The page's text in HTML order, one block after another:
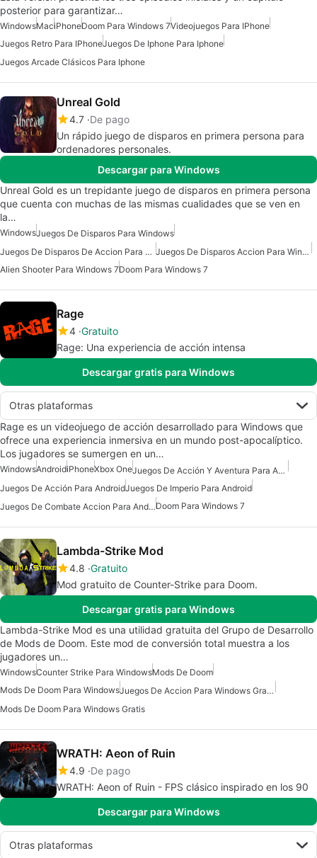
posterior para garantizar…
WindowsMaciPhoneDoom Para Windows 7Videojuegos Para IPhone
Juegos Retro Para IPhoneJuegos De Iphone Para Iphone
Juegos Arcade Clásicos Para Iphone
Unreal Gold
4.7 De pago
Un rápido juego de disparos en primera persona para
ordenadores personales.
Descargar para Windows
Unreal Gold es un trepidante juego de disparos en primera persona
que cuenta con muchas de las mismas cualidades que se ven en
la…
WindowsJuegos De Disparos Para Windows
Juegos De Disparos De Accion Para Windows
Juegos De Disparos Accion Para Windows 7
Alien Shooter Para Windows 7Doom Para Windows 7
Rage
4 Gratuito
Rage: Una experiencia de acción intensa
Descargar gratis para Windows
Otras plataformas
Rage es un videojuego de acción desarrollado para Windows que
ofrece una experiencia inmersiva en un mundo post-apocalíptico.
Los jugadores se sumergen en un…
WindowsAndroidiPhoneXbox One
Juegos De Acción Y Aventura Para Android
Juegos De Acción Para AndroidJuegos De Imperio Para Android
Juegos De Combate Accion Para AndroidDoom Para Windows 7
Lambda-Strike Mod
4.8 Gratuito
Mod gratuito de Counter-Strike para Doom.
Descargar gratis para Windows
Lambda-Strike Mod es una utilidad gratuita del Grupo de Desarrollo
de Mods de Doom. Este mod de conversión total muestra a los
jugadores un…
WindowsCounter Strike Para WindowsMods De Doom
Mods De Doom Para Windows
Juegos De Accion Para Windows Gratis
Mods De Doom Para Windows Gratis
WRATH: Aeon of Ruin
4.9 De pago
WRATH: Aeon of Ruin - FPS clásico inspirado en los 90
Descargar para Windows
Otras plataformas